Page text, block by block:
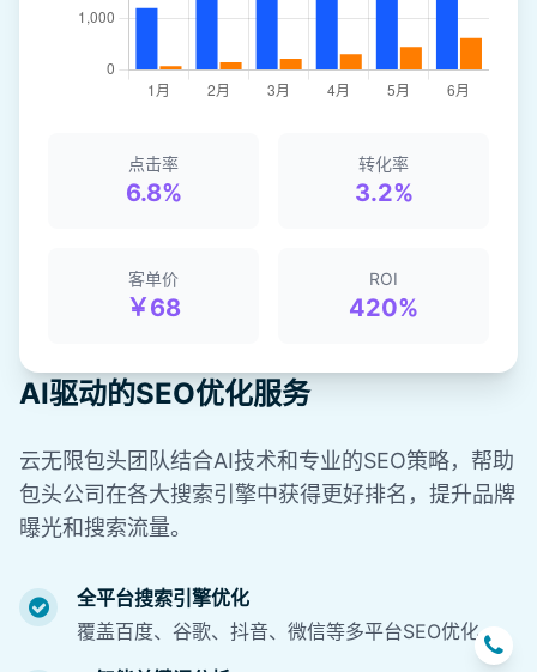
点击率
6.8%
转化率
3.2%
客单价
￥68
ROI
420%
AI驱动的SEO优化服务
云无限包头团队结合AI技术和专业的SEO策略，帮助
包头公司在各大搜索引擎中获得更好排名，提升品牌
曝光和搜索流量。
全平台搜索引擎优化
覆盖百度、谷歌、抖音、微信等多平台SEO优化